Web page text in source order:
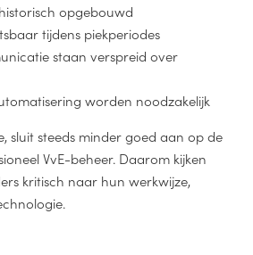
opgebouwd
tijdens piekperiodes
staan verspreid over
worden noodzakelijk
sluit steeds minder goed aan op de
VvE-beheer. Daarom kijken
kritisch naar hun werkwijze,